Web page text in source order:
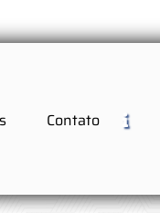
Contato